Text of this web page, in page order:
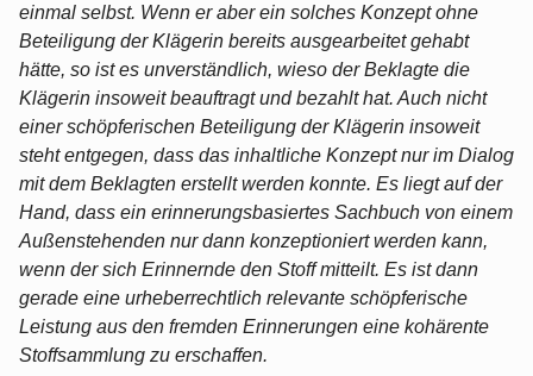
einmal selbst. Wenn er aber ein solches Konzept ohne
Beteiligung der Klägerin bereits ausgearbeitet gehabt
hätte, so ist es unverständlich, wieso der Beklagte die
Klägerin insoweit beauftragt und bezahlt hat. Auch nicht
einer schöpferischen Beteiligung der Klägerin insoweit
steht entgegen, dass das inhaltliche Konzept nur im Dialog
mit dem Beklagten erstellt werden konnte. Es liegt auf der
Hand, dass ein erinnerungsbasiertes Sachbuch von einem
Außenstehenden nur dann konzeptioniert werden kann,
wenn der sich Erinnernde den Stoff mitteilt. Es ist dann
gerade eine urheberrechtlich relevante schöpferische
Leistung aus den fremden Erinnerungen eine kohärente
Stoffsammlung zu erschaffen.